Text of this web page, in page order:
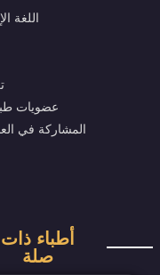
اللغة
عضويات
المشاركة في
أطباء ذات
صلة